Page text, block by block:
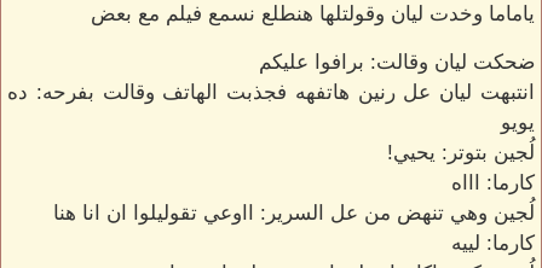
ياماما وخدت ليان وقولتلها هنطلع نسمع فيلم مع بعض
ضحكت ليان وقالت: برافوا عليكم
انتبهت ليان عل رنين هاتفهه فجذبت الهاتف وقالت بفرحه: ده
يويو
لُجين بتوتر: يحيي!
كارما: اااه
لُجين وهي تنهض من عل السرير: ااوعي تقوليلوا ان انا هنا
كارما: لييه